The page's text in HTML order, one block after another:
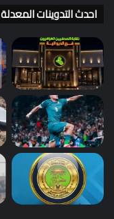
احدث التدوينات المعدلة